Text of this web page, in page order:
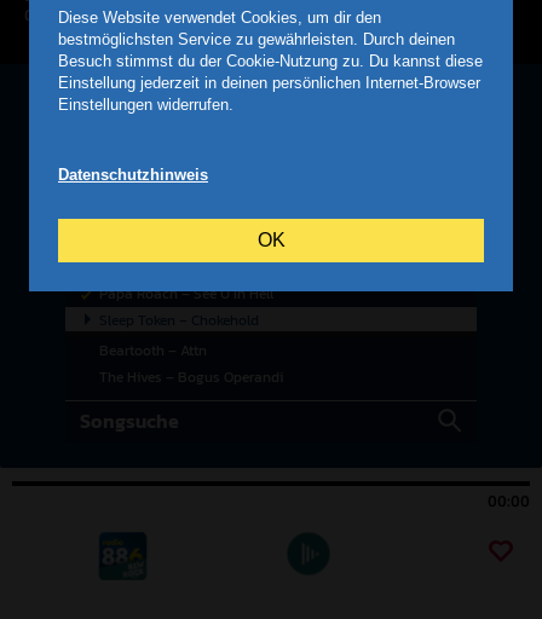
Cookie-Verarbeitungum mehr zu erfahren
00:00
Diese Website verwendet Cookies, um dir den
bestmöglichsten Service zu gewährleisten. Durch deinen
Besuch stimmst du der Cookie-Nutzung zu. Du kannst diese
Einstellung jederzeit in deinen persönlichen Internet-Browser
Einstellungen widerrufen.
Datenschutzhinweis
OK